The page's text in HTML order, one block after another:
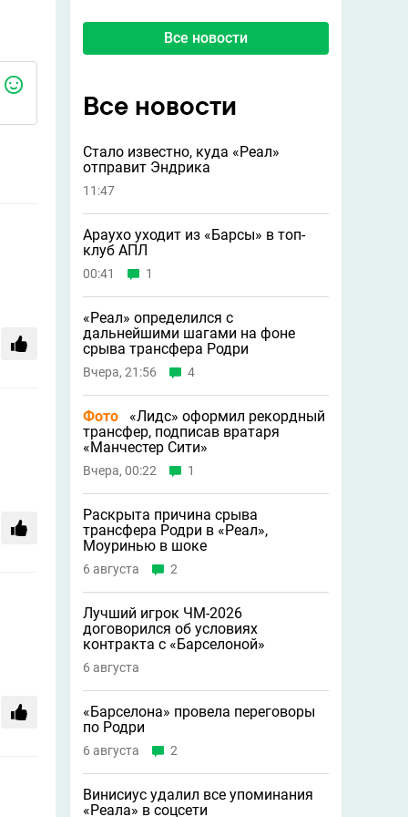
Все новости
Все новости
Стало известно, куда «Реал»
отправит Эндрика
11:47
Араухо уходит из «Барсы» в топ-
клуб АПЛ
00:41 1
«Реал» определился с
дальнейшими шагами на фоне
срыва трансфера Родри
Вчера, 21:56 4
Фото
«Лидс» оформил рекордный
трансфер, подписав вратаря
«Манчестер Сити»
Вчера, 00:22 1
Раскрыта причина срыва
трансфера Родри в «Реал»,
Моуринью в шоке
6 августа 2
Лучший игрок ЧМ-2026
договорился об условиях
контракта с «Барселоной»
6 августа
«Барселона» провела переговоры
по Родри
6 августа 2
Винисиус удалил все упоминания
«Реала» в соцсети